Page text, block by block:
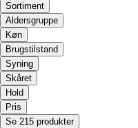
Sortiment
Aldersgruppe
Køn
Brugstilstand
Syning
Skåret
Hold
Pris
Se 215 produkter